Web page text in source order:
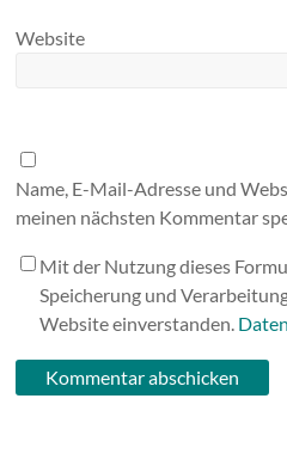
Website
Name, E-Mail-Adresse und
meinen nächsten Kommentar
Mit der Nutzung dieses
Speicherung und
Website einverstanden.